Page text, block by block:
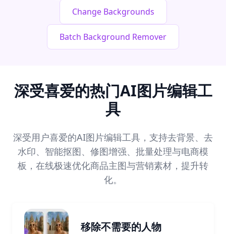
Change Backgrounds
Batch Background Remover
深受喜爱的热门AI图片编辑工
具
深受用户喜爱的AI图片编辑工具，支持去背景、去
水印、智能抠图、修图增强、批量处理与电商模
板，在线极速优化商品主图与营销素材，提升转
化。
移除不需要的人物